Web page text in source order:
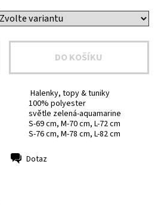
Halenky, topy & tuniky
100% polyester
světle zelená-aquamarine
S-69 cm, M-70 cm, L-72 cm
S-76 cm, M-78 cm, L-82 cm
Dotaz